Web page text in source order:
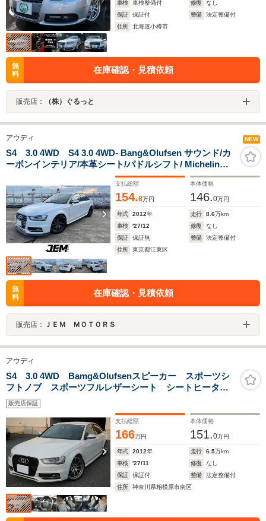
車検 車検整備付 修復
なし
保証
保証付 整備
法定整備付
住所
北海道小樽市
無
料
在庫確認・見積依頼
販売店： （株）ぐるっと
アウディ NEW
S4 3.0 4WD S4 3.0 4WD- Bang&Olufsen サウンド/カ
ーボンインテリア/本革シート/パドルシフト/ Michelin
PS4S/ドラレコ/保証書/記録簿付
支払総額
154.8万円
本体価格
146.0万円
年式 2012年 走行 8.6万km
車検
'27/12 修復
なし
保証
保証無 整備
法定整備付
住所
東京都江東区
無
料
在庫確認・見積依頼
販売店： ＪＥＭ ＭＯＴＯＲＳ
アウディ
S4 3.0 4WD Bamg&Olufsenスピーカー スポーツシ
フトノブ スポーツフルレザーシート シートヒータ
ー クルーズコントロール パワーシート パドルシフ
ト Bluetooth ETC Bカメラ スマートキー
販売店保証
支払総額
166万円
本体価格
151.0万円
年式 2012年 走行 6.5万km
車検
'27/11 修復
なし
保証
保証付 整備
法定整備付
住所
神奈川県相模原市南区